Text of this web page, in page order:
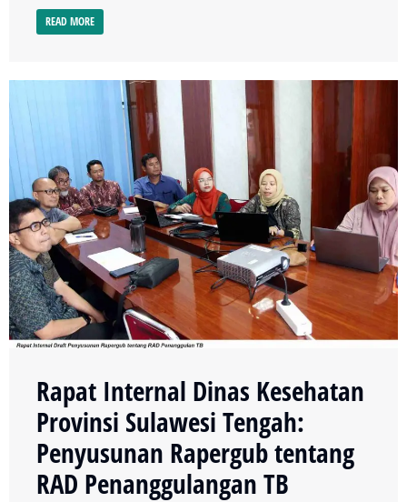
READ MORE
Rapat Internal Dinas Kesehatan
Provinsi Sulawesi Tengah:
Penyusunan Rapergub tentang
RAD Penanggulangan TB